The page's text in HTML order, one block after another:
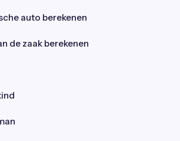
auto berekenen
de zaak berekenen